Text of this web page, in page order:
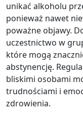
unikać alkoholu
ponieważ nawet
poważne objawy.
uczestnictwo w
które mogą
abstynencję.
bliskimi osobami
trudnościami i
zdrowienia.